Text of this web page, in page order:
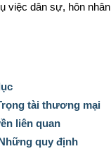
việc dân sự, hôn nhân
tài thương mại
liên quan
quy định